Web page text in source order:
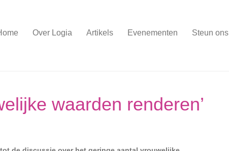
Over Logia Artikels Evenementen Steun ons
waarden renderen’